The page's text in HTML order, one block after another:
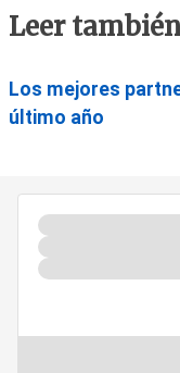
Leer
Los mejores
último año